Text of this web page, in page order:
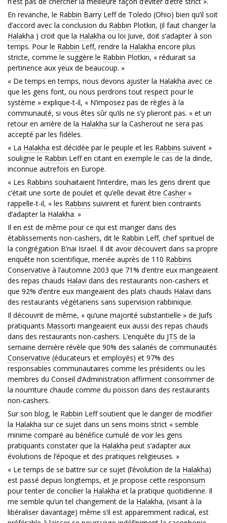
En revanche, le Rabbin Barry Leff de Toledo (Ohio) bien qu’il soit
d’accord avec la conclusion du Rabbin Plotkin, (il faut changer la
Halakha ) croit que la Halakha ou loi Juive, doit s’adapter à son
temps. Pour le Rabbin Leff, rendre la Halakha encore plus
stricte, comme le suggère le Rabbin Plotkin, « réduirait sa
pertinence aux yeux de beaucoup. »
« De temps en temps, nous devons ajuster la Halakha avec ce
que les gens font, ou nous perdrons tout respect pour le
système » explique-t-il, « N’imposez pas de règles à la
communauté, si vous êtes sûr qu’ils ne s’y plieront pas. » et un
retour en arrière de la Halakha sur la Casherout ne sera pas
accepté par les fidèles.
« La Halakha est décidée par le peuple et les Rabbins suivent »
souligne le Rabbin Leff en citant en exemple le cas de la dinde,
inconnue autrefois en Europe.
« Les Rabbins souhaitaient l’interdire, mais les gens dirent que
c’était une sorte de poulet et qu’elle devait être Casher»
rappelle-t-il, « les Rabbins suivirent et furent bien contraints
d’adapter la Halakha. »
Il en est de même pour ce qui est manger dans des
établissements non-cashers, dit le Rabbin Leff, chef spirituel de
la congrégation B’nai Israel. Il dit avoir découvert dans sa propre
enquête non scientifique, menée auprès de 110 Rabbins
Conservative à l’automne 2003 que 71% d’entre eux mangeaient
des repas chauds Halavi dans des restaurants non-cashers et
que 92% d’entre eux mangeaient des plats chauds Halavi dans
des restaurants végétariens sans supervision rabbinique.
Il découvrit de même, « qu’une majorité substantielle » de Juifs
pratiquants Massorti mangeaient eux aussi des repas chauds
dans des restaurants non-cashers. L’enquête du JTS de la
semaine dernière révèle que 90% des salariés de communautés
Conservative (éducateurs et employés) et 97% des
responsables communautaires comme les présidents ou les
membres du Conseil d’Administration affirment consommer de
la nourriture chaude comme du poisson dans des restaurants
non-cashers.
Sur son blog, le Rabbin Leff soutient que le danger de modifier
la Halakha sur ce sujet dans un sens moins strict « semble
minime comparé au bénéfice cumulé de voir les gens
pratiquants constater que la Halakha peut s’adapter aux
évolutions de l’époque et des pratiques religieuses. »
« Le temps de se battre sur ce sujet (l’évolution de la Halakha)
est passé depuis longtemps, et je propose cette responsum
pour tenter de concilier la Halakha et la pratique quotidienne. Il
me semble qu’un tel changement de la Halakha, (visant à la
libéraliser davantage) même s’il est apparemment radical, est